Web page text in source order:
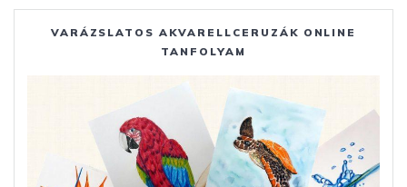
VARÁZSLATOS AKVARELLCERUZÁK ONLINE
TANFOLYAM